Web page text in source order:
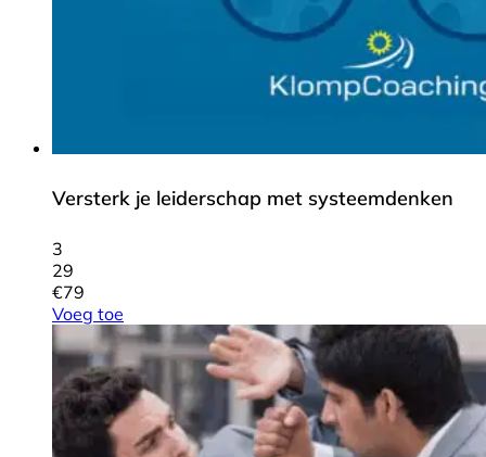
Versterk je leiderschap met systeemdenken
3
29
€79
Voeg toe